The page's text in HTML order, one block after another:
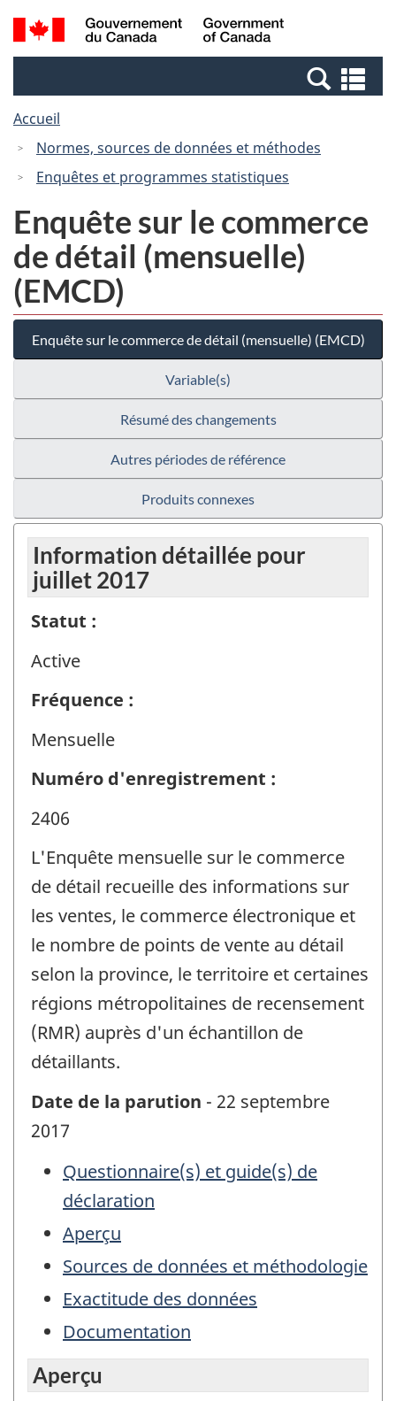
Passer
au
Passer
à
Canada
Recherche
et
et
Accueil
Normes, sources de données et méthodes
Enquêtes et programmes statistiques
Enquête sur le commerce
de détail (mensuelle)
(EMCD)
Enquête sur le commerce de détail (mensuelle) (EMCD)
Variable(s)
Résumé des changements
Autres périodes de référence
Produits connexes
Information détaillée pour
juillet 2017
Statut :
Active
Fréquence :
Mensuelle
Numéro d'enregistrement :
2406
L'Enquête mensuelle sur le commerce
de détail recueille des informations sur
les ventes, le commerce électronique et
le nombre de points de vente au détail
selon la province, le territoire et certaines
régions métropolitaines de recensement
(RMR) auprès d'un échantillon de
détaillants.
Date de la parution - 22 septembre
2017
Questionnaire(s) et guide(s) de
déclaration
Aperçu
Sources de données et méthodologie
Exactitude des données
Documentation
Aperçu